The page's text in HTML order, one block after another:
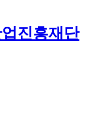
진흥재단